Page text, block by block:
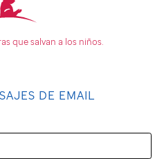
quesalvan a los niños.
DE EMAIL